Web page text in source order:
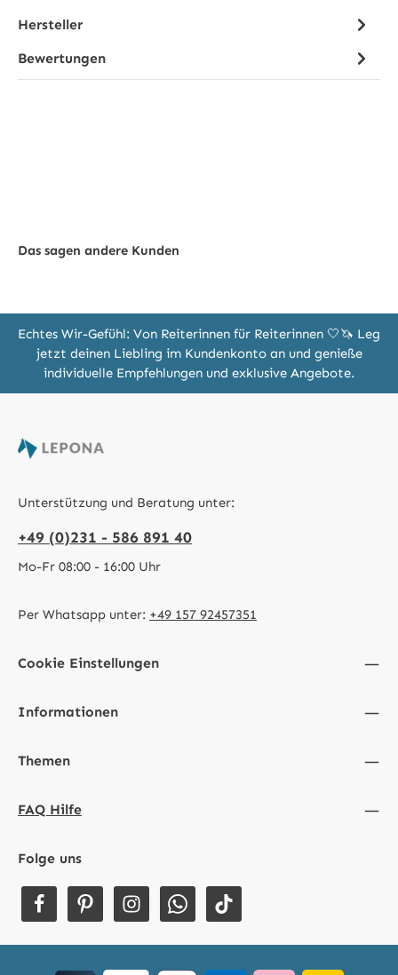
Hersteller
Bewertungen
Das sagen andere Kunden
Echtes Wir-Gefühl: Von Reiterinnen für Reiterinnen 🤍🦄 Leg
jetzt deinen Liebling im Kundenkonto an und genieße
individuelle Empfehlungen und exklusive Angebote.
Unterstützung und Beratung unter:
+49 (0)231 - 586 891 40
Mo-Fr 08:00 - 16:00 Uhr
Per Whatsapp unter: +49 157 92457351
Cookie Einstellungen
Informationen
Themen
FAQ Hilfe
Folge uns